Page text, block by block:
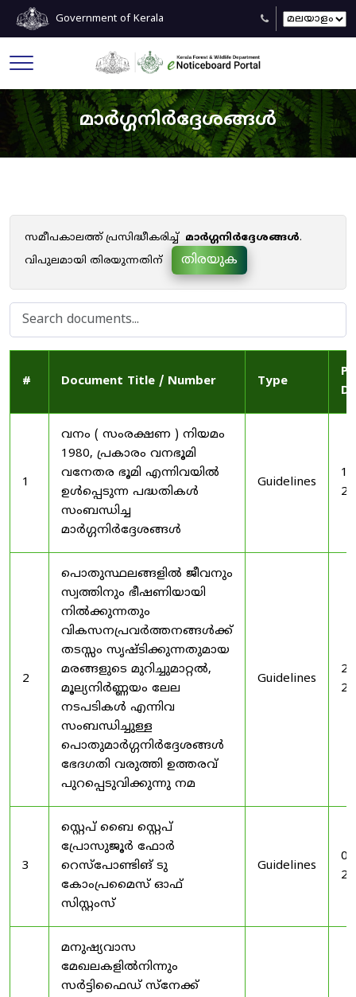
Government of Kerala
മാർഗ്ഗനിർദ്ദേശങ്ങൾ
സമീപകാലത്ത് പ്രസിദ്ധീകരിച്ച് മാർഗ്ഗനിർദ്ദേശങ്ങൾ.
വിപുലമായി തിരയുന്നതിന്
തിരയുക
# Document Title / Number Type
1
വനം ( സംരക്ഷണ ) നിയമം
1980, പ്രകാരം വനഭൂമി
വനേതര ഭൂമി എന്നിവയിൽ
ഉൾപ്പെടുന്ന പദ്ധതികൾ
സംബന്ധിച്ച
മാർഗ്ഗനിർദ്ദേശങ്ങൾ
Guidelines
2
പൊതുസ്ഥലങ്ങളിൽ ജീവനും
സ്വത്തിനും ഭീഷണിയായി
നിൽക്കുന്നതും
വികസനപ്രവർത്തനങ്ങൾക്ക്
തടസ്സം സൃഷ്ടിക്കുന്നതുമായ
മരങ്ങളുടെ മുറിച്ചുമാറ്റൽ,
മൂല്യനിർണ്ണയം ലേല
നടപടികൾ എന്നിവ
സംബന്ധിച്ചുള്ള
പൊതുമാർഗ്ഗനിർദ്ദേശങ്ങൾ
ഭേദഗതി വരുത്തി ഉത്തരവ്
പുറപ്പെടുവിക്കുന്നു നമ
Guidelines
3
സ്റ്റെപ് ബൈ സ്റ്റെപ്
പ്രോസുജൂർ ഫോർ
റെസ്‌പോണ്ടിങ് ടു
കോംപ്രമൈസ് ഓഫ്
സിസ്റ്റംസ്
Guidelines
മനുഷ്യവാസ
മേഖലകളിൽനിന്നും
സർട്ടിഫൈഡ് സ്നേക്ക്